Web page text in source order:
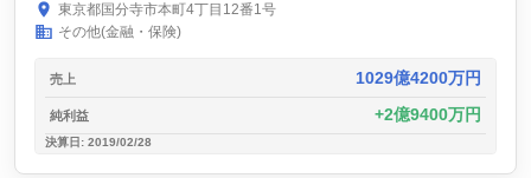
東京都国分寺市本町4丁目12番1号
その他(金融・保険)
売上 1029億4200万円
純利益 2億9400万円
決算日: 2019/02/28